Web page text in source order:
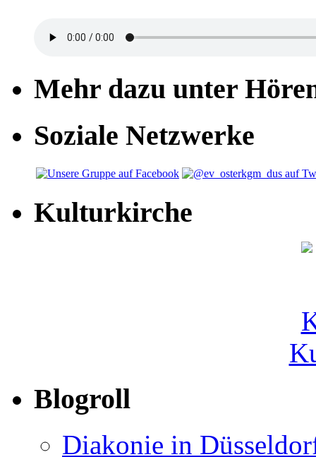
Mehr dazu unter
Soziale Netzwerke
Kulturkirche
Blogroll
Diakonie in